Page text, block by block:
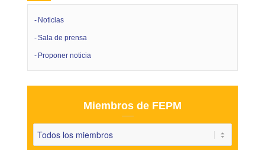
Noticias
Sala de prensa
Proponer noticia
Miembros de FEPM